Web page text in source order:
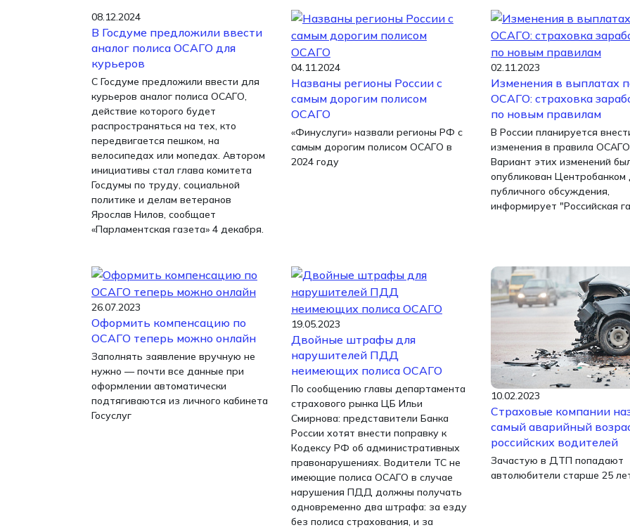
08.12.2024
В Госдуме предложили ввести
аналог полиса ОСАГО для
курьеров
С Госдуме предложили ввести для
курьеров аналог полиса ОСАГО,
действие которого будет
распространяться на тех, кто
передвигается пешком, на
велосипедах или мопедах. Автором
инициативы стал глава комитета
Госдумы по труду, социальной
политике и делам ветеранов
Ярослав Нилов, сообщает
«Парламентская газета» 4 декабря.
04.11.2024
Названы регионы России с
самым дорогим полисом
ОСАГО
«Финуслуги» назвали регионы РФ с
самым дорогим полисом ОСАГО в
2024 году
02.11.2023
Изменения в выплатах
ОСАГО: страховка
по новым правилам
В России планируется
изменения в правила
Вариант этих изменений
опубликован Центробанком
публичного обсуждения,
информирует "Российская
26.07.2023
Оформить компенсацию по
ОСАГО теперь можно онлайн
Заполнять заявление вручную не
нужно — почти все данные при
оформлении автоматически
подтягиваются из личного кабинета
Госуслуг
19.05.2023
Двойные штрафы для
нарушителей ПДД
неимеющих полиса ОСАГО
По сообщению главы департамента
страхового рынка ЦБ Ильи
Смирнова: представители Банка
России хотят внести поправку к
Кодексу РФ об административных
правонарушениях. Водители ТС не
имеющие полиса ОСАГО в случае
нарушения ПДД должны получать
одновременно два штрафа: за езду
без полиса страхования, и за
10.02.2023
Страховые компании
самый аварийный
российских водителей
Зачастую в ДТП попадают
автолюбители старше 25